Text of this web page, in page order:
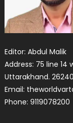
Editor: Abdul Malik
Address: 75 line 14
Uttarakhand.
Email:
Phone: 9119078200